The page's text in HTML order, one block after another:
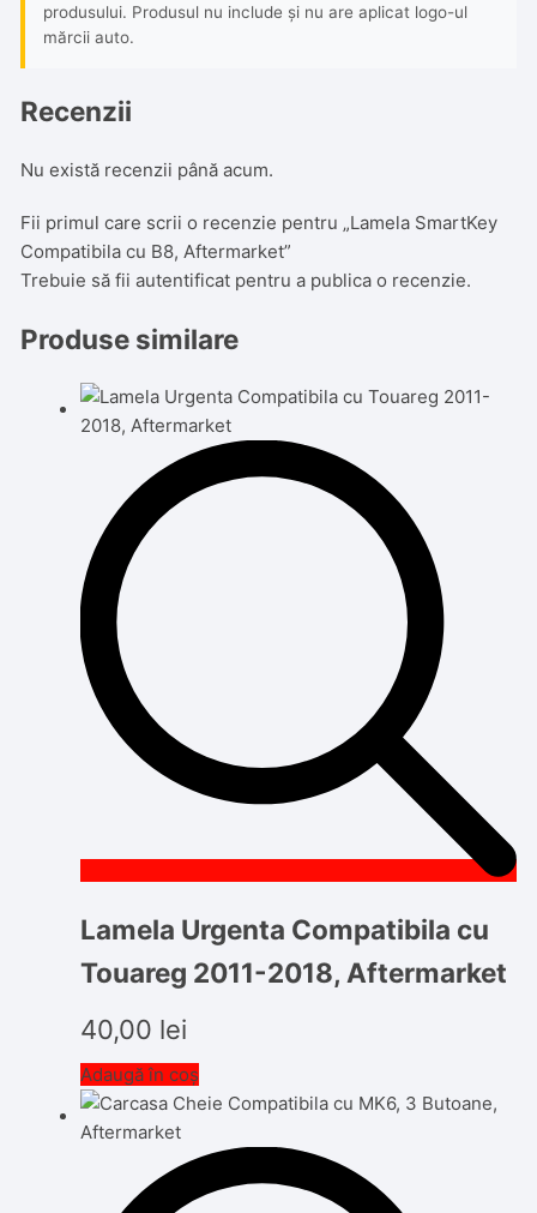
produsului. Produsul nu include și nu are aplicat logo-ul
mărcii auto.
Recenzii
Nu există recenzii până acum.
Fii primul care scrii o recenzie pentru „Lamela SmartKey
Compatibila cu B8, Aftermarket”
Trebuie să fiiautentificat pentru a publica o recenzie.
Produse similare
Lamela Urgenta Compatibila cu
Touareg 2011-2018, Aftermarket
40,00 lei
Adaugă în coș